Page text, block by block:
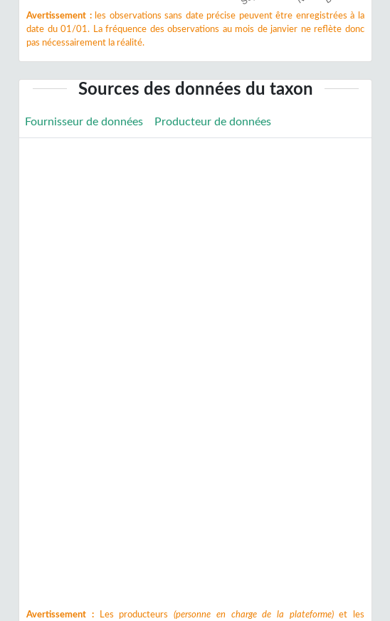
Avertissement :les observations sans date précise peuvent être enregistrées à la
date du 01/01. La fréquence des observations au mois de janvier ne reflète donc
pas nécessairement la réalité.
Sources des données du taxon
Fournisseur de données Producteur de données
Avertissement : Les producteurs(personne en charge de la plateforme)et les